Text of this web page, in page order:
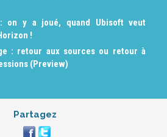
on y a joué, quand Ubisoft veut
!
: retour aux sources ou retour à
(Preview)
Partagez